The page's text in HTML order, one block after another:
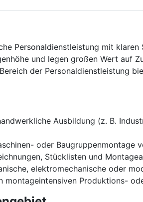
Personaldienstleistung mit
und legen großen Wert auf
der Personaldienstleistung
Ausbildung (z. B.
oder Baugruppenmontage
Stücklisten und
elektromechanische oder
montageintensiven Produktions-